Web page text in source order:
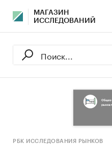
МАГАЗИН
ИССЛЕДОВАНИЙ
РБК ИССЛЕДОВАНИЯ РЫНКОВ